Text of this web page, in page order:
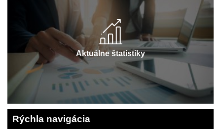
Aktuálne štatistiky
Rýchla navigácia